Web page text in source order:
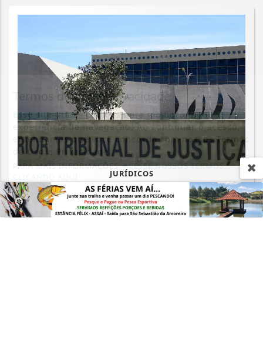
JURÍDICOS
STJ condena ministro Marco Buzzi a
perda de cargo por crimes sexuais
Termos de Uso e Privacidade
Esse site utiliza cookies para melhorar sua
experiência de navegação. Ao continuar o acesso,
entendemos que você concorda com nossos Termos
de Uso e Privacidade.
PARA MAIS INFORMAÇÕES,ACESSE NOSSOS TERMOS
PROSSEGUIR